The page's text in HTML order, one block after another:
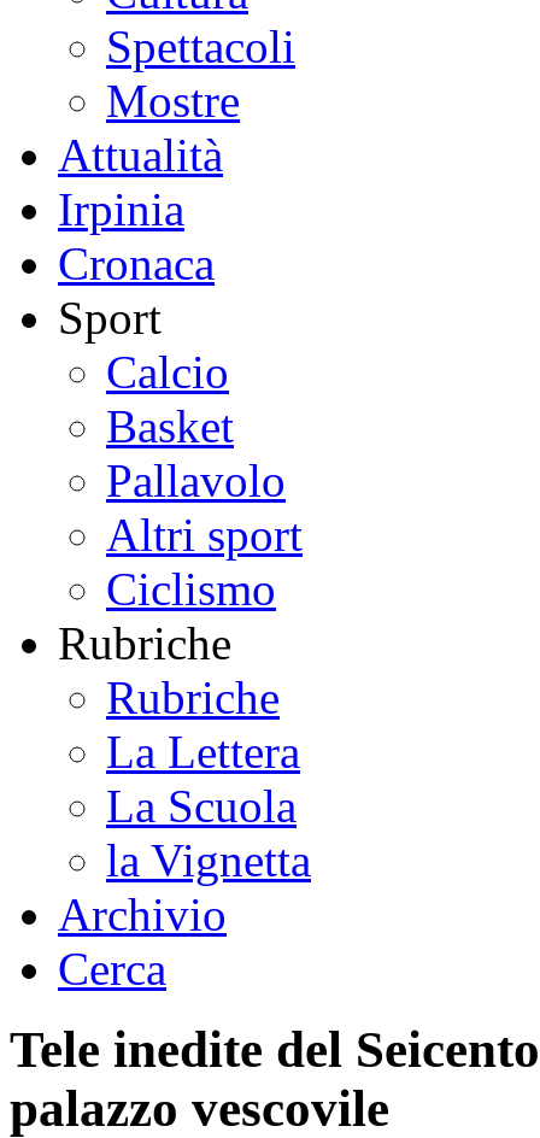
Spettacoli
Mostre
Attualità
Irpinia
Cronaca
Sport
Calcio
Basket
Pallavolo
Altri sport
Ciclismo
Rubriche
Rubriche
La Lettera
La Scuola
la Vignetta
Archivio
Cerca
Tele inedite del
palazzo vescovile